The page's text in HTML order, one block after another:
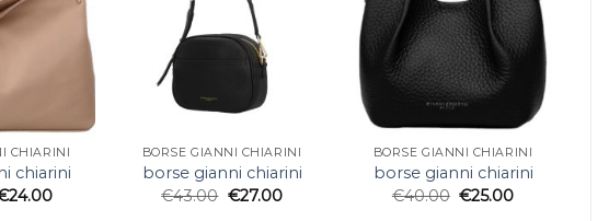
CHIARINI
chiarini
24.00
BORSE GIANNI CHIARINI
borse gianni chiarini
€43.00 €27.00
BORSE GIANNI CHIARINI
borse gianni chiarini
€40.00 €25.00